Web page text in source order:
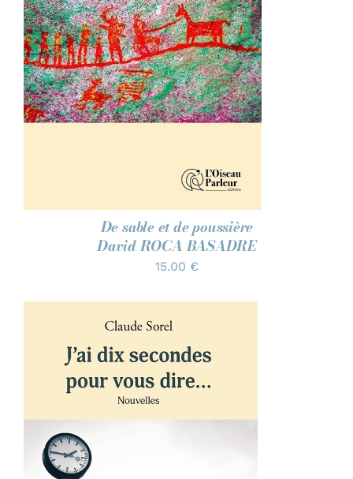
AJOUTER AU PANIER
/
DÉTAILS
De sable et de poussière
David ROCA BASADRE
15.00 €